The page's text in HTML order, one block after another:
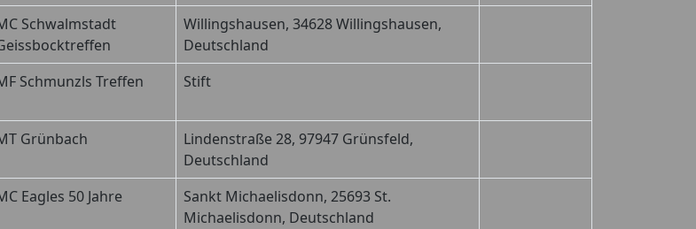
Schwalmstadt
Willingshausen, 34628 Willingshausen,
Deutschland
Schmunzls Treffen Stift
Grünbach
Lindenstraße 28, 97947 Grünsfeld,
Deutschland
Eagles 50 Jahre
Sankt Michaelisdonn, 25693 St.
Michaelisdonn, Deutschland